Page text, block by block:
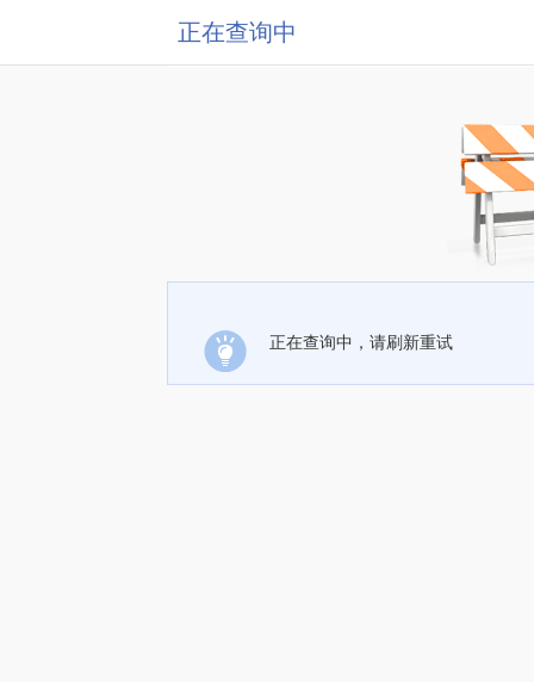
正在查询中
正在查询中，请刷新重试